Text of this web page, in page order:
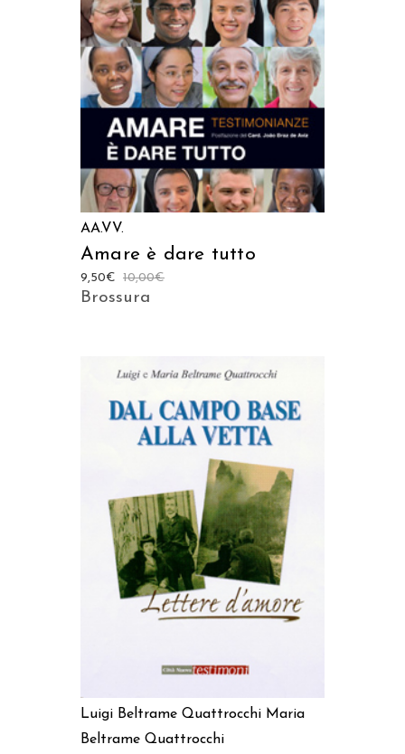
AGGIUNGI AL CARRELLO
AA.VV.
Amare è dare tutto
10,00€
9,50€
Brossura
AGGIUNGI AL CARRELLO
Luigi Beltrame Quattrocchi Maria
Beltrame Quattrocchi